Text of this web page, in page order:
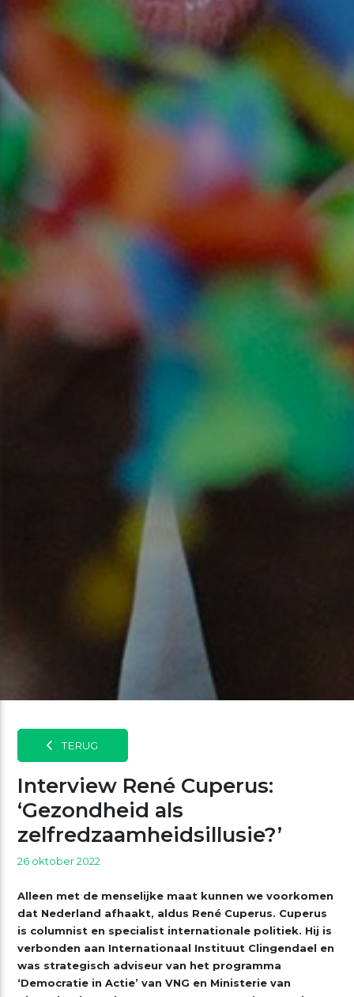
TERUG
Interview René Cuperus:
‘Gezondheid als
zelfredzaamheidsillusie?’
26 oktober 2022
Alleen met de menselijke maat kunnen we voorkomen
dat Nederland afhaakt, aldus René Cuperus. Cuperus
is columnist en specialist internationale politiek. Hij is
verbonden aan Internationaal Instituut Clingendael en
was strategisch adviseur van het programma
‘Democratie in Actie’ van VNG en Ministerie van